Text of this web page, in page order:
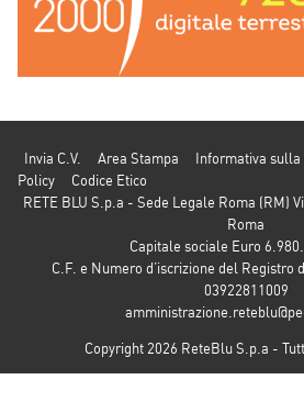
Invia C.V. Area Stampa Informativa sulla
Policy
Codice Etico
RETE BLU S.p.a - Sede Legale Roma (RM)
Roma
Capitale sociale Euro
C.F. e Numero d’iscrizione del Registro
03922811009
Copyright 2026 ReteBlu S.p.a -